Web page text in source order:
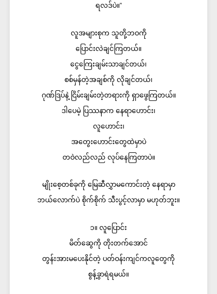
ရလဒ်ပဲ။”
လူအများစုက သူတို့ဘဝကို
ပြောင်းလဲချင်ကြတယ်။
ငွေကြေးချမ်းသာချင်တယ်၊
စစ်မှန်တဲ့အချစ်ကို လိုချင်တယ်၊
ဂုဏ်ဒြပ်နဲ့ ငြိမ်းချမ်းတဲ့တရားကို ရှာဖွေကြတယ်။
ဒါပေမဲ့ ပြဿနာက နေရာဟောင်း၊
လူဟောင်း၊
အတွေးဟောင်းတွေထဲမှာပဲ
တဝဲလည်လည် လုပ်နေကြတာပဲ။
မျိုးစေ့တစ်ခုကို မြေဆီလွှာမကောင်းတဲ့ နေရာမှာ
ဘယ်လောက်ပဲ စိုက်စိုက် သီးပွင့်လာမှာ မဟုတ်ဘူး။
၁။ လူပြောင်း
မိတ်ဆွေကို တိုးတက်အောင်
တွန်းအားမပေးနိုင်တဲ့ ပတ်ဝန်းကျင်ကလူတွေကို
စွန့်ခွာရဲရမယ်။